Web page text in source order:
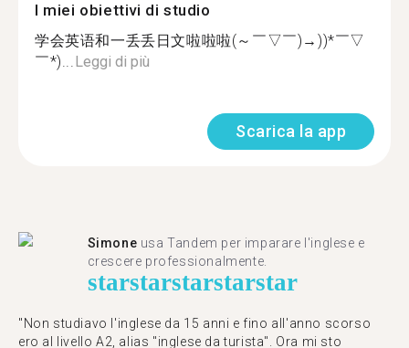
I miei obiettivi di studio
学会英语和一丢丢日文啦啦啦(～￣▽￣)→))*￣▽
￣*)...Leggi di più
Scarica la app
Simone usa Tandem per imparare l'inglese e
crescere professionalmente.
starstarstarstarstar
"Non studiavo l'inglese da 15 anni e fino all'anno scorso
ero al livello A2, alias "inglese da turista". Ora mi sto